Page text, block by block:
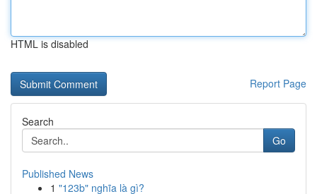
HTML is disabled
Report Page
Search
Go
Published News
1 "123b" nghĩa là gì?